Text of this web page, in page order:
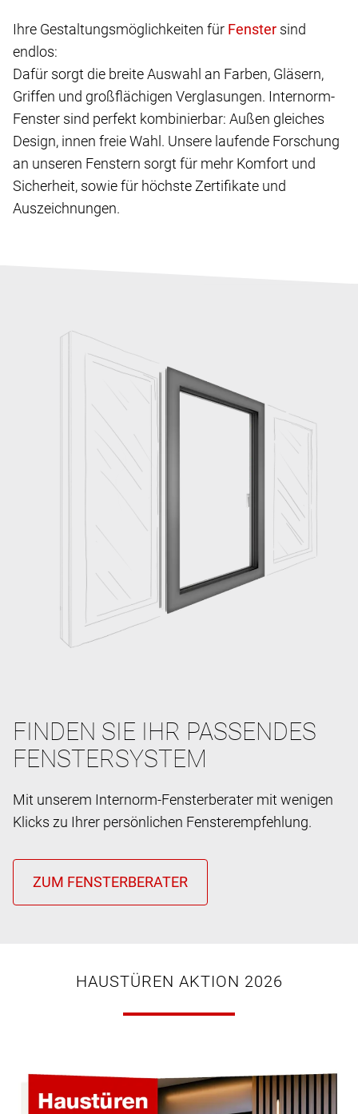
Ihre Gestaltungsmöglichkeiten für
sind
endlos:
Dafür sorgt die breite Auswahl an Farben, Gläsern,
Griffen und großflächigen Verglasungen. Internorm-
Fenster sind perfekt kombinierbar: Außen gleiches
Design, innen freie Wahl. Unsere laufende Forschung
an unseren Fenstern sorgt für mehr Komfort und
Sicherheit, sowie für höchste Zertifikate und
Auszeichnungen.
FINDEN SIE IHR PASSENDES
FENSTERSYSTEM
Mit unserem Internorm-Fensterberater mit wenigen
Klicks zu Ihrer persönlichen Fensterempfehlung.
HAUSTÜREN AKTION 2026